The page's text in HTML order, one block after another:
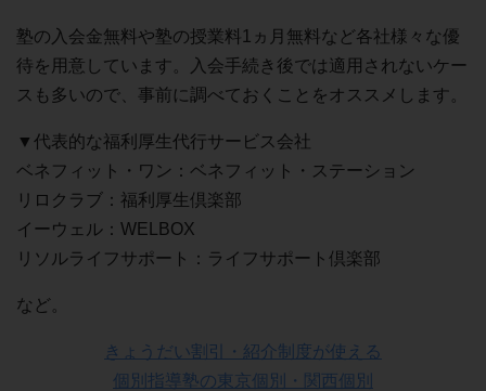
塾の入会金無料や塾の授業料1ヵ月無料など各社様々な優
待を用意しています。入会手続き後では適用されないケー
スも多いので、事前に調べておくことをオススメします。
▼代表的な福利厚生代行サービス会社
ベネフィット・ワン：ベネフィット・ステーション
リロクラブ：福利厚生倶楽部
イーウェル：WELBOX
リソルライフサポート：ライフサポート倶楽部
など。
きょうだい割引・紹介制度が使える
個別指導塾の東京個別・関西個別